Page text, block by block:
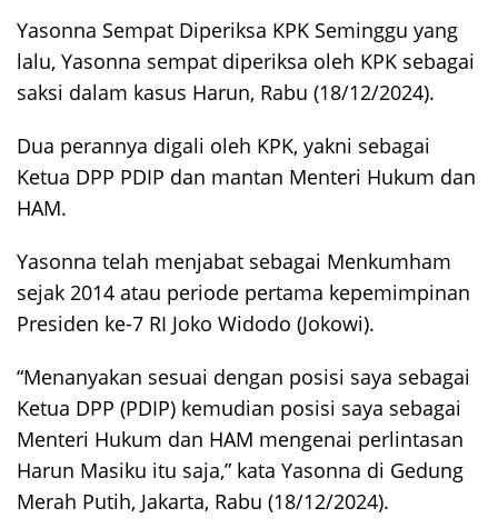
Yasonna Sempat Diperiksa KPK Seminggu yang
lalu, Yasonna sempat diperiksa oleh KPK sebagai
saksi dalam kasus Harun, Rabu (18/12/2024).
Dua perannya digali oleh KPK, yakni sebagai
Ketua DPP PDIP dan mantan Menteri Hukum dan
HAM.
Yasonna telah menjabat sebagai Menkumham
sejak 2014 atau periode pertama kepemimpinan
Presiden ke-7 RI Joko Widodo (Jokowi).
“Menanyakan sesuai dengan posisi saya sebagai
Ketua DPP (PDIP) kemudian posisi saya sebagai
Menteri Hukum dan HAM mengenai perlintasan
Harun Masiku itu saja,” kata Yasonna di Gedung
Merah Putih, Jakarta, Rabu (18/12/2024).